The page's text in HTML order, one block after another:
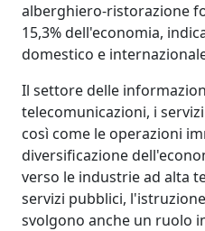
alberghiero-ristorazione
15,3% dell'economia,
domestico e
Il settore delle
telecomunicazioni, i
così come le operazioni
diversificazione
verso le industrie ad alta
servizi pubblici,
svolgono anche un ruolo